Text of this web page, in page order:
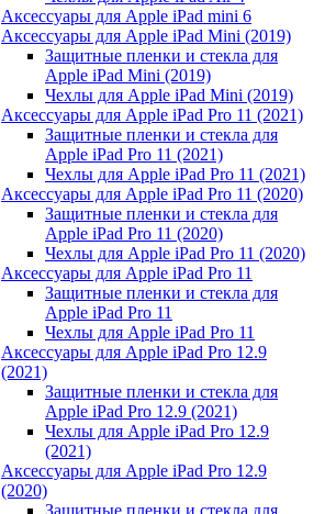
Аксессуары для Apple iPad mini 6
Аксессуары для Apple iPad Mini (2019)
Защитные пленки и стекла для
Apple iPad Mini (2019)
Чехлы для Apple iPad Mini (2019)
Аксессуары для Apple iPad Pro 11 (2021)
Защитные пленки и стекла для
Apple iPad Pro 11 (2021)
Чехлы для Apple iPad Pro 11 (2021)
Аксессуары для Apple iPad Pro 11 (2020)
Защитные пленки и стекла для
Apple iPad Pro 11 (2020)
Чехлы для Apple iPad Pro 11 (2020)
Аксессуары для Apple iPad Pro 11
Защитные пленки и стекла для
Apple iPad Pro 11
Чехлы для Apple iPad Pro 11
Аксессуары для Apple iPad Pro 12.9
(2021)
Защитные пленки и стекла для
Apple iPad Pro 12.9 (2021)
Чехлы для Apple iPad Pro 12.9
(2021)
Аксессуары для Apple iPad Pro 12.9
(2020)
Защитные пленки и стекла для